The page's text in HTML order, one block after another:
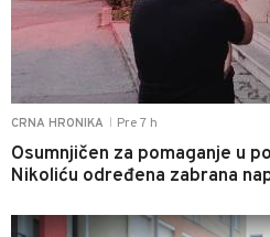
CRNA HRONIKA Pre 7 h
Osumnjičen za pomaganje u
Nikoliću određena zabrana